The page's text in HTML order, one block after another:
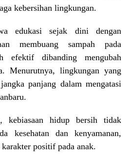
kebersihan lingkungan.
edukasi sejak dini dengan
membuang sampah pada
efektif dibanding mengubah
Menurutnya, lingkungan yang
panjang dalam mengatasi
kebiasaan hidup bersih tidak
kesehatan dan kenyamanan,
positif pada anak.